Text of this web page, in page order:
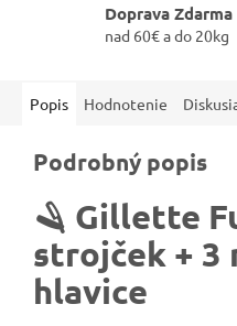
Doprava Zdarma
nad 60€ a do 20kg
Popis Hodnotenie
Podrobný popis
🪒 Gillette
strojček + 3
hlavice